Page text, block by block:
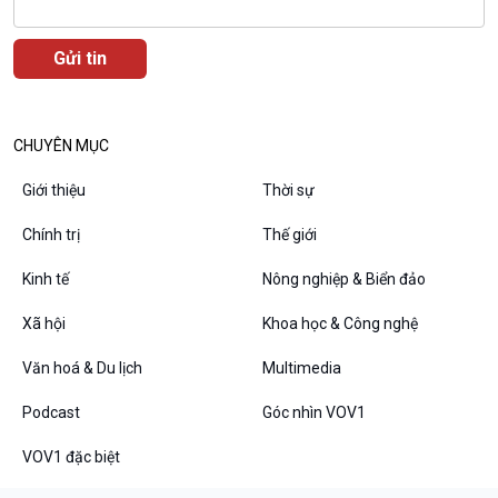
Văn hoá & Du lịch
Câu chuyện Thể thao
Podcast
Góc nhìn VOV1
Bình luận
Câu chuyện thời sự
Dòng chảy sự kiện
CHUYÊN MỤC
Giới thiệu Thời sự
Chính trị Thế giới
Kinh tế Nông nghiệp & Biển đảo
Xã hội Khoa học & Công nghệ
Văn hoá & Du lịch Multimedia
Podcast Góc nhìn VOV1
VOV1 đặc biệt